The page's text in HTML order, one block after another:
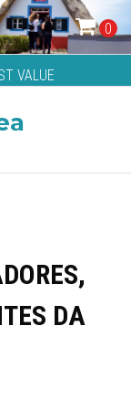
VALUE
0
DA